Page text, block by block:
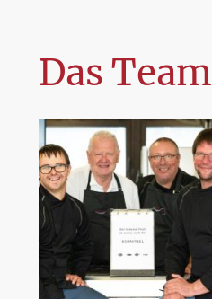
Das Team